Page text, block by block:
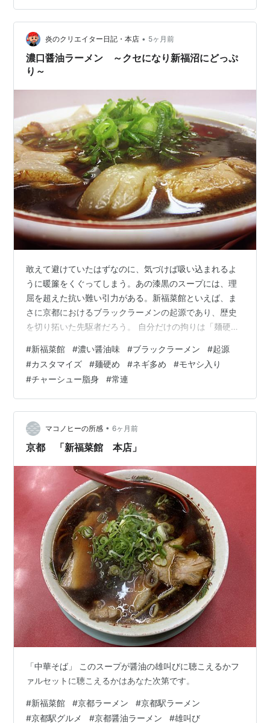
11:00~15:00/17:30~23:00 待ち時間：約10分 浜松町駅
は北改札・地下鉄はB1出口を出て文化放送の建物向かっ
て左側の歩道を直進すると左側に店舗が見えます。 新福
菜館の本店は京都で、そこから暖簾分けという形でこち
らの浜松町…
炎のクリエイター日記・本店 • 5ヶ月前
濃口醤油ラーメン ～クセになり新福沼にどっぷ
り～
敢えて避けていたはずなのに、気づけば吸い込まれるよ
うに暖簾をくぐってしまう。あの漆黒のスープには、理
屈を超えた抗い難い引力がある。新福菜館といえば、ま
さに京都におけるブラックラーメンの起源であり、歴史
を切り拓いた先駆者だろう。 自分だけの拘りは「麺硬
フルカスタムを流れるように注文し、身体が求めるまま
に濃い醤油味を流し込む‥‥‥。その至福のルーティンを完
遂しお勘定直後、店員さんからの「まいど」の一言。 そ
れは、こっそり入店していた自分の「通い詰め」が公認
されてしまったような気恥ずかしさが先行し、隠しきれ
ない常連としてのアイデンティティが混ざり合う…
#新福菜館 #濃い醤油味 #ブラックラーメン #起源
#カスタマイズ #麺硬め #ネギ多め #モヤシ入り
#チャーシュー脂身 #常連
マコノヒーの所感 • 6ヶ月前
京都 「新福菜館 本店」
「中華そば」 このスープが醤油の雄叫びに聴こえるかフ
ァルセットに聴こえるかはあなた次第です。
#新福菜館 #京都ラーメン #京都駅ラーメン
#京都駅グルメ #京都醤油ラーメン #雄叫び